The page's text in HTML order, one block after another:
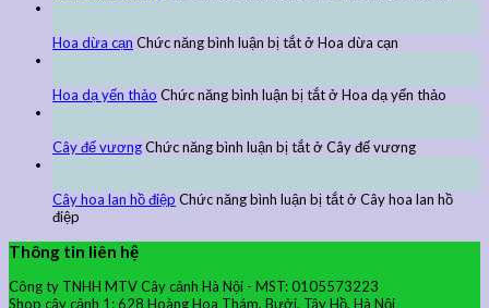
Hoa dừa cạn Chức năng bình luận bị tắtở Hoa dừa cạn
Hoa dạ yến thảo Chức năng bình luận bị tắtở Hoa dạ yến thảo
Cây đế vươngChức năng bình luận bị tắtở Cây đế vương
Cây hoa lan hồ điệp Chức năng bình luận bị tắtở Cây hoa lan hồ
điệp
Thông tin liên hệ
Công ty TNHH MTV Cây cảnh Hà Nội - MST: 0105573223
Shop cây cảnh 1: 628 Hoàng Hoa Thám, Bưởi, Tây Hồ, Hà Nội